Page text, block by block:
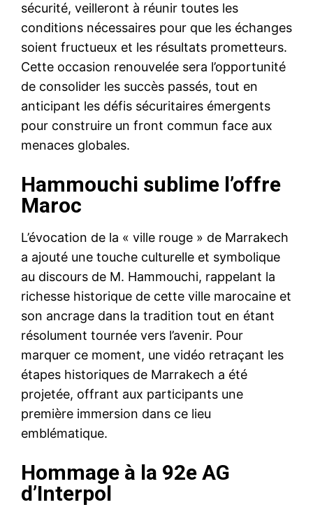
sécurité, veilleront à réunir toutes les
conditions nécessaires pour que les échanges
soient fructueux et les résultats prometteurs.
Cette occasion renouvelée sera l’opportunité
de consolider les succès passés, tout en
anticipant les défis sécuritaires émergents
pour construire un front commun face aux
menaces globales.
Hammouchi sublime l’offre
Maroc
L’évocation de la « ville rouge » de Marrakech
a ajouté une touche culturelle et symbolique
au discours de M. Hammouchi, rappelant la
richesse historique de cette ville marocaine et
son ancrage dans la tradition tout en étant
résolument tournée vers l’avenir. Pour
marquer ce moment, une vidéo retraçant les
étapes historiques de Marrakech a été
projetée, offrant aux participants une
première immersion dans ce lieu
emblématique.
Hommage à la 92e AG
d’Interpol